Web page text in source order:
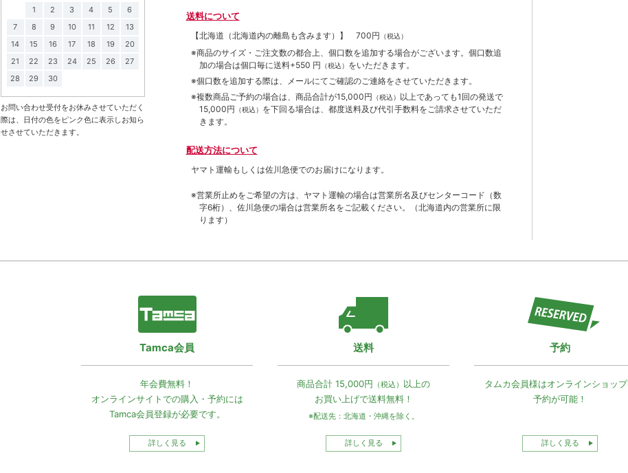
送料について
【北海道（北海道内の離島も含みます）】 700円 （税込）
※商品のサイズ・ご注文数の都合上、個口数を追加する場合がございます。個口数追
加の場合は個口毎に送料+550 円 （税込） をいただきます。
※個口数を追加する際は、メールにてご確認のご連絡をさせていただきます。
※複数商品ご予約の場合は、商品合計が15,000円 （税込） 以上であっても1回の発送で
15,000円 （税込） を下回る場合は、都度送料及び代引手数料をご請求させていただ
きます。
配送方法について
ヤマト運輸もしくは佐川急便でのお届けになります。
※営業所止めをご希望の方は、ヤマト運輸の場合は営業所名及びセンターコード（数
字6桁）、佐川急便の場合は営業所名をご記載ください。（北海道内の営業所に限
ります）
1
2 3 4 5
6
7
8 9 10 11 12
13
14
15 16 17 18 19
20
21
22 23 24 25 26
27
28
29 30
お問い合わせ受付をお休みさせていただく
際は、日付の色をピンク色に表示しお知ら
せさせていただきます。
Tamca会員
年会費無料！
オンラインサイトでの購入・予約には
Tamca会員登録が必要です。
詳しく見る
送料
商品合計 15,000円 （税込） 以上の
お買い上げで送料無料！
※配送先：北海道・沖縄を除く。
詳しく見る
予約
タムカ会員様はオンラインショッ
予約が可能！
詳しく見る